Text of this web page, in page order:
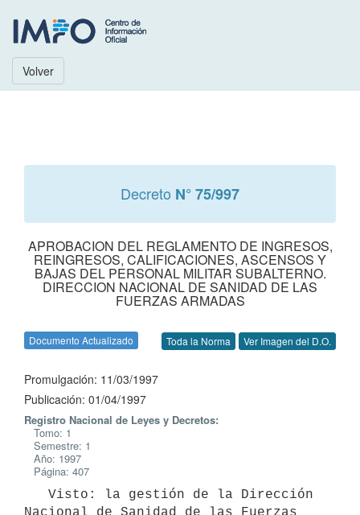
Volver
Decreto N° 75/997
APROBACION DEL REGLAMENTO DE INGRESOS,
REINGRESOS, CALIFICACIONES, ASCENSOS Y
BAJAS DEL PERSONAL MILITAR SUBALTERNO.
DIRECCION NACIONAL DE SANIDAD DE LAS
FUERZAS ARMADAS
Documento Actualizado Toda la Norma Ver Imagen del D.O.
Promulgación: 11/03/1997
Publicación: 01/04/1997
Registro Nacional de Leyes y Decretos:
Tomo: 1
Semestre: 1
Año: 1997
Página: 407